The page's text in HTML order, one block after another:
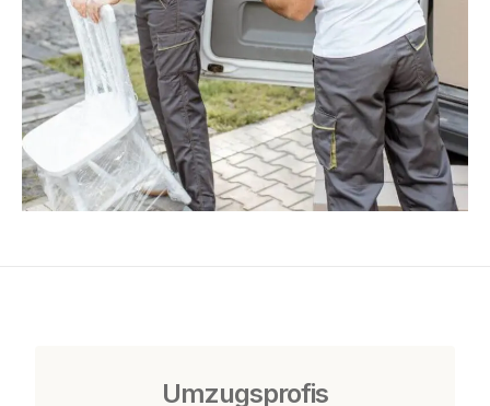
Umzugsprofis